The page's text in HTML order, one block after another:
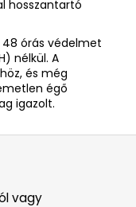
hosszantartó
órás védelmet
nélkül. A
és még
égő
igazolt.
vagy